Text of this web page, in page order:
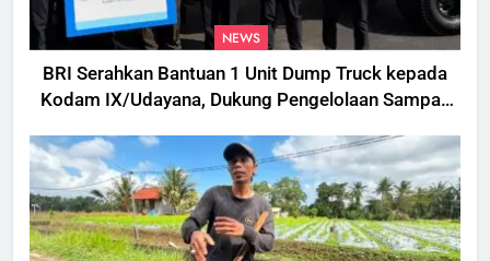
NEWS
BRI Serahkan Bantuan 1 Unit Dump Truck kepada
Kodam IX/Udayana, Dukung Pengelolaan Sampah